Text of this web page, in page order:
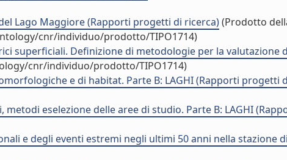
Lago Maggiore (Rapporti progetti di ricerca)(Prodotto
cnr/individuo/prodotto/TIPO1714)
superficiali. Definizione di metodologie per la valutazione
cnr/individuo/prodotto/TIPO1714)
e di habitat. Parte B: LAGHI (Rapporti progetti
eselezione delle aree di studio. Parte B: LAGHI
e degli eventi estremi negli ultimi 50 anni nella stazione